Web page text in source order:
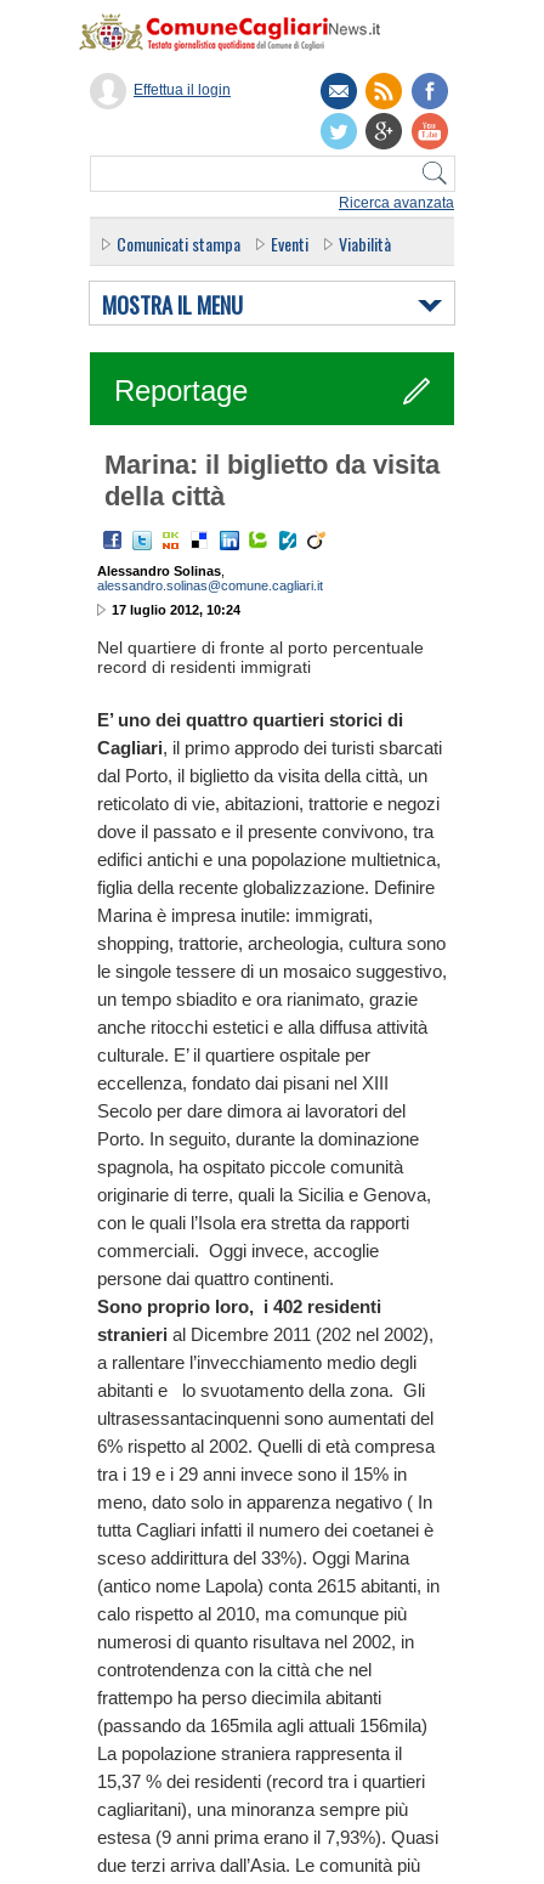
Ricerca avanzata
Effettua il login
Comunicati stampa Eventi Viabilità
MOSTRA IL MENU
Reportage
Marina: il biglietto da visita
della città
Alessandro Solinas
alessandro.solinas@comune.cagliari.it
17 luglio 2012, 10:24
Nel quartiere di fronte al porto percentuale
record di residenti immigrati
E’ uno dei quattro quartieri storici di
Cagliari, il primo approdo dei turisti sbarcati
dal Porto, il biglietto da visita della città, un
reticolato di vie, abitazioni, trattorie e negozi
dove il passato e il presente convivono, tra
edifici antichi e una popolazione multietnica,
figlia della recente globalizzazione. Definire
Marina è impresa inutile: immigrati,
shopping, trattorie, archeologia, cultura sono
le singole tessere di un mosaico suggestivo,
un tempo sbiadito e ora rianimato, grazie
anche ritocchi estetici e alla diffusa attività
culturale. E’ il quartiere ospitale per
eccellenza, fondato dai pisani nel XIII
Secolo per dare dimora ai lavoratori del
Porto. In seguito, durante la dominazione
spagnola, ha ospitato piccole comunità
originarie di terre, quali la Sicilia e Genova,
con le quali l’Isola era stretta da rapporti
commerciali. Oggi invece, accoglie
persone dai quattro continenti.
Sono proprio loro, i 402 residenti
stranieri al Dicembre 2011 (202 nel 2002),
a rallentare l’invecchiamento medio degli
abitanti e lo svuotamento della zona. Gli
ultrasessantacinquenni sono aumentati del
6% rispetto al 2002. Quelli di età compresa
tra i 19 e i 29 anni invece sono il 15% in
meno, dato solo in apparenza negativo ( In
tutta Cagliari infatti il numero dei coetanei è
sceso addirittura del 33%). Oggi Marina
(antico nome Lapola) conta 2615 abitanti, in
calo rispetto al 2010, ma comunque più
numerosi di quanto risultava nel 2002, in
controtendenza con la città che nel
frattempo ha perso diecimila abitanti
(passando da 165mila agli attuali 156mila)
La popolazione straniera rappresenta il
15,37 % dei residenti (record tra i quartieri
cagliaritani), una minoranza sempre più
estesa (9 anni prima erano il 7,93%). Quasi
due terzi arriva dall’Asia. Le comunità più